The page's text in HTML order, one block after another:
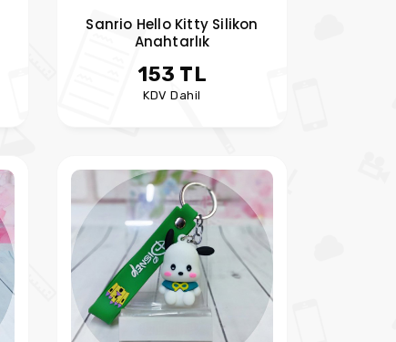
Sanrio Hello Kitty Silikon
Anahtarlık
153 TL
KDV Dahil